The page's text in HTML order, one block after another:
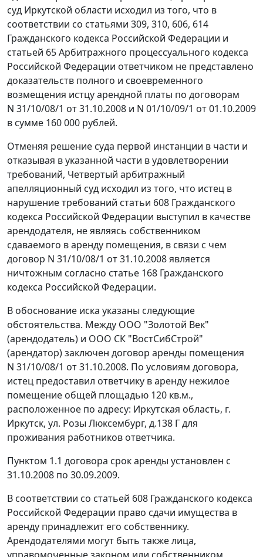
суд Иркутской области исходил из того, что в
соответствии со статьями 309, 310, 606, 614
Гражданского кодекса Российской Федерации и
статьей 65Арбитражного процессуального кодекса
Российской Федерации ответчиком не представлено
доказательств полного и своевременного
возмещения истцу арендной платы по договорам
N 31/10/08/1 от 31.10.2008 и N 01/10/09/1 от 01.10.2009
в сумме 160 000 рублей.
Отменяя решение суда первой инстанции в части и
отказывая в указанной части в удовлетворении
требований, Четвертый арбитражный
апелляционный суд исходил из того, что истец в
нарушение требований статьи 608 Гражданского
кодекса Российской Федерации выступил в качестве
арендодателя, не являясь собственником
сдаваемого в аренду помещения, в связи с чем
договор N 31/10/08/1 от 31.10.2008 является
ничтожным согласно статье 168 Гражданского
кодекса Российской Федерации.
В обоснование иска указаны следующие
обстоятельства. Между ООО "Золотой Век"
(арендодатель) и ООО СК "ВостСибСтрой"
(арендатор) заключен договор аренды помещения
N 31/10/08/1 от 31.10.2008. По условиям договора,
истец предоставил ответчику в аренду нежилое
помещение общей площадью 120 кв.м.,
расположенное по адресу: Иркутская область, г.
Иркутск, ул. Розы Люксембург, д.138 Г для
проживания работников ответчика.
Пунктом 1.1 договора срок аренды установлен с
31.10.2008 по 30.09.2009.
В соответствии со статьей 608 Гражданского кодекса
Российской Федерации право сдачи имущества в
аренду принадлежит его собственнику.
Арендодателями могут быть также лица,